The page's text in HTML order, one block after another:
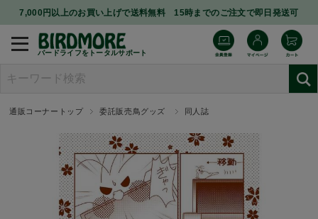
7,000円以上のお買い上げで送料無料 15時までのご注文で即日発送可
バードライフをトータルサポート
通販コーナートップ 委託販売鳥グッズ 同人誌